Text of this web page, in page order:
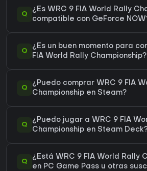
Q
¿Es WRC 9 FIA World Rally
compatible con GeForce
Q
¿Es un buen momento para
FIA World Rally Championship?
Q
¿Puedo comprar WRC 9 FIA
Championship en Steam?
Q
¿Puedo jugar a WRC 9 FIA
Championship en Steam
Q
¿Está WRC 9 FIA World Rally
en PC Game Pass u otras